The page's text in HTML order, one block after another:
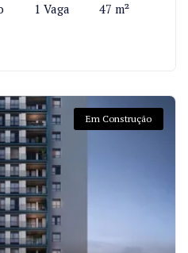
1 Vaga 47 m²
Em Construção